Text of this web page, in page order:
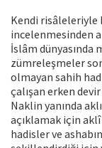
Kendi risâleleriyle
incelenmesinden
İslâm dünyasında
zümreleşmeler
olmayan sahih
çalışan erken
Naklin yanında
açıklamak için aklî
hadisler ve